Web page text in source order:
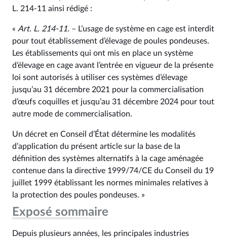
L. 214‑11 ainsi rédigé :
« Art. L. 214‑11. – L’usage de système en cage est interdit
pour tout établissement d’élevage de poules pondeuses.
Les établissements qui ont mis en place un système
d’élevage en cage avant l’entrée en vigueur de la présente
loi sont autorisés à utiliser ces systèmes d’élevage
jusqu’au 31 décembre 2021 pour la commercialisation
d’œufs coquilles et jusqu’au 31 décembre 2024 pour tout
autre mode de commercialisation.
Un décret en Conseil d’État détermine les modalités
d’application du présent article sur la base de la
définition des systèmes alternatifs à la cage aménagée
contenue dans la directive 1999/74/CE du Conseil du 19
juillet 1999 établissant les normes minimales relatives à
la protection des poules pondeuses. »
Exposé sommaire
Depuis plusieurs années, les principales industries